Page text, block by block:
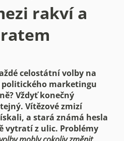
rakví a
celostátní volby na
politického marketingu
Vždyť konečný
Vítězové zmizí
a stará známá hesla
vytratí z ulic. Problémy